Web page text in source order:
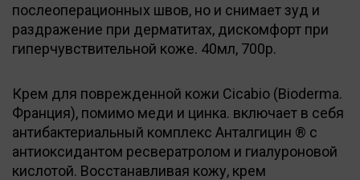
послеоперационных швов, но и снимает зуд и
раздражение при дерматитах, дискомфорт при
гиперчувствительной коже. 40мл, 700р.
Крем для поврежденной кожи Cicabio (Bioderma.
Франция), помимо меди и цинка. включает в себя
антибактериальный комплекс Анталгицин ® с
антиоксидантом ресвератролом и гиалуроновой
кислотой. Восстанавливая кожу, крем